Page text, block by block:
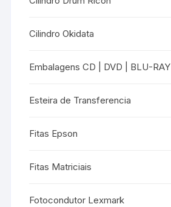
Cilindro Okidata
Embalagens CD | DVD | BLU-RAY
Esteira de Transferencia
Fitas Epson
Fitas Matriciais
Fotocondutor Lexmark